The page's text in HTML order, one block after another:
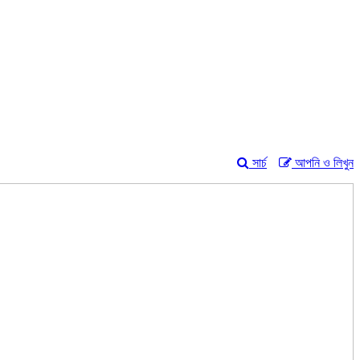
আপনি ও লিখুন
সার্চ